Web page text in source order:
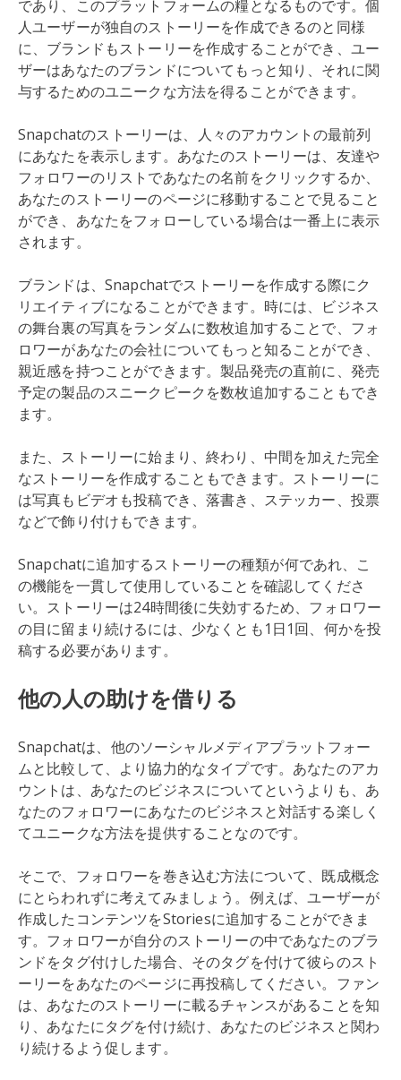
であり、このプラットフォームの糧となるものです。個
人ユーザーが独自のストーリーを作成できるのと同様
に、ブランドもストーリーを作成することができ、ユー
ザーはあなたのブランドについてもっと知り、それに関
与するためのユニークな方法を得ることができます。
Snapchatのストーリーは、人々のアカウントの最前列
にあなたを表示します。あなたのストーリーは、友達や
フォロワーのリストであなたの名前をクリックするか、
あなたのストーリーのページに移動することで見ること
ができ、あなたをフォローしている場合は一番上に表示
されます。
ブランドは、Snapchatでストーリーを作成する際にク
リエイティブになることができます。時には、ビジネス
の舞台裏の写真をランダムに数枚追加することで、フォ
ロワーがあなたの会社についてもっと知ることができ、
親近感を持つことができます。製品発売の直前に、発売
予定の製品のスニークピークを数枚追加することもでき
ます。
また、ストーリーに始まり、終わり、中間を加えた完全
なストーリーを作成することもできます。ストーリーに
は写真もビデオも投稿でき、落書き、ステッカー、投票
などで飾り付けもできます。
Snapchatに追加するストーリーの種類が何であれ、こ
の機能を一貫して使用していることを確認してくださ
い。ストーリーは24時間後に失効するため、フォロワー
の目に留まり続けるには、少なくとも1日1回、何かを投
稿する必要があります。
他の人の助けを借りる
Snapchatは、他のソーシャルメディアプラットフォー
ムと比較して、より協力的なタイプです。あなたのアカ
ウントは、あなたのビジネスについてというよりも、あ
なたのフォロワーにあなたのビジネスと対話する楽しく
てユニークな方法を提供することなのです。
そこで、フォロワーを巻き込む方法について、既成概念
にとらわれずに考えてみましょう。例えば、ユーザーが
作成したコンテンツをStoriesに追加することができま
す。フォロワーが自分のストーリーの中であなたのブラ
ンドをタグ付けした場合、そのタグを付けて彼らのスト
ーリーをあなたのページに再投稿してください。ファン
は、あなたのストーリーに載るチャンスがあることを知
り、あなたにタグを付け続け、あなたのビジネスと関わ
り続けるよう促します。